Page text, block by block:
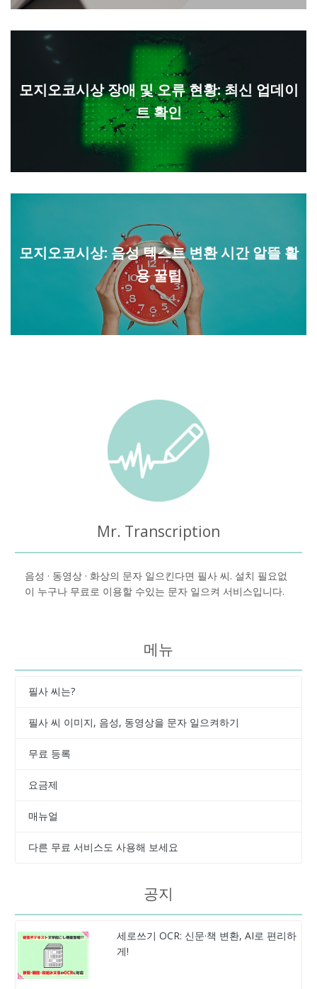
모지오코시상 장애 및 오류 현황: 최신 업데이
트 확인
모지오코시상: 음성 텍스트 변환 시간 알뜰 활
용 꿀팁
Mr. Transcription
음성 · 동영상 · 화상의 문자 일으킨다면 필사 씨. 설치 필요없
이 누구나 무료로 이용할 수있는 문자 일으켜 서비스입니다.
메뉴
필사 씨는?
필사 씨 이미지, 음성, 동영상을 문자 일으켜하기
무료 등록
요금제
매뉴얼
다른 무료 서비스도 사용해 보세요
공지
세로쓰기 OCR: 신문·책 변환, AI로 편리하
게!